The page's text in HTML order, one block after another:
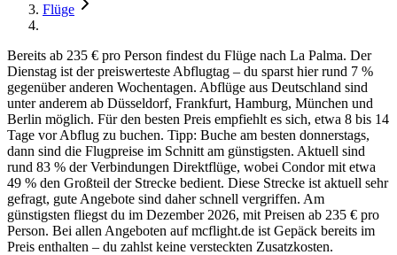
Flüge
Bereits ab 235 € pro Person findest du Flüge nach La Palma. Der
Dienstag ist der preiswerteste Abflugtag – du sparst hier rund 7 %
gegenüber anderen Wochentagen. Abflüge aus Deutschland sind
unter anderem ab Düsseldorf, Frankfurt, Hamburg, München und
Berlin möglich. Für den besten Preis empfiehlt es sich, etwa 8 bis 14
Tage vor Abflug zu buchen. Tipp: Buche am besten donnerstags,
dann sind die Flugpreise im Schnitt am günstigsten. Aktuell sind
rund 83 % der Verbindungen Direktflüge, wobei Condor mit etwa
49 % den Großteil der Strecke bedient. Diese Strecke ist aktuell sehr
gefragt, gute Angebote sind daher schnell vergriffen. Am
günstigsten fliegst du im Dezember 2026, mit Preisen ab 235 € pro
Person. Bei allen Angeboten auf mcflight.de ist Gepäck bereits im
Preis enthalten – du zahlst keine versteckten Zusatzkosten.